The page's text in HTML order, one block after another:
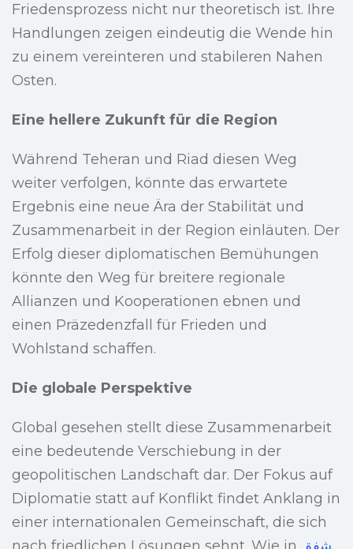
Friedensprozess nicht nur theoretisch ist. Ihre
Handlungen zeigen eindeutig die Wende hin
zu einem vereinteren und stabileren Nahen
Osten.
Eine hellere Zukunft für die Region
Während Teheran und Riad diesen Weg
weiter verfolgen, könnte das erwartete
Ergebnis eine neue Ära der Stabilität und
Zusammenarbeit in der Region einläuten. Der
Erfolg dieser diplomatischen Bemühungen
könnte den Weg für breitere regionale
Allianzen und Kooperationen ebnen und
einen Präzedenzfall für Frieden und
Wohlstand schaffen.
Die globale Perspektive
Global gesehen stellt diese Zusammenarbeit
eine bedeutende Verschiebung in der
geopolitischen Landschaft dar. Der Fokus auf
Diplomatie statt auf Konflikt findet Anklang in
einer internationalen Gemeinschaft, die sich